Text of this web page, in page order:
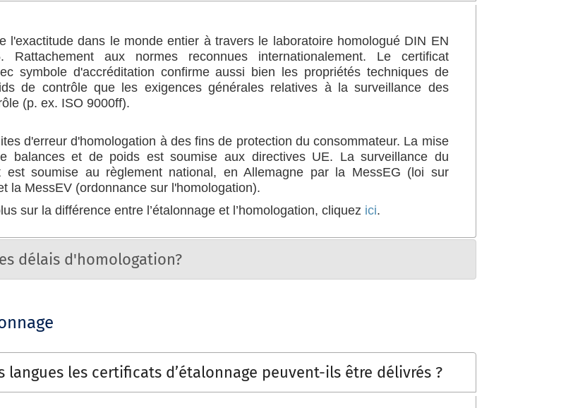
l'exactitude dans le monde entier à travers le laboratoire homologué DIN EN
Rattachement aux normes reconnues internationalement. Le certificat
symbole d'accréditation confirme aussi bien les propriétés techniques de
de contrôle que les exigences générales relatives à la surveillance des
(p. ex. ISO 9000ff).
d'erreur d'homologation à des fins de protection du consommateur. La mise
balances et de poids est soumise aux directives UE. La surveillance du
est soumise au règlement national, en Allemagne par la MessEG (loi sur
la MessEV (ordonnance sur l'homologation).
sur la différence entre l’étalonnage et l’homologation, cliquez ici.
délais d'homologation?
langues les certificats d’étalonnage peuvent-ils être délivrés ?